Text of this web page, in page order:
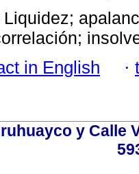
Liquidez;
in English ·
y Calle